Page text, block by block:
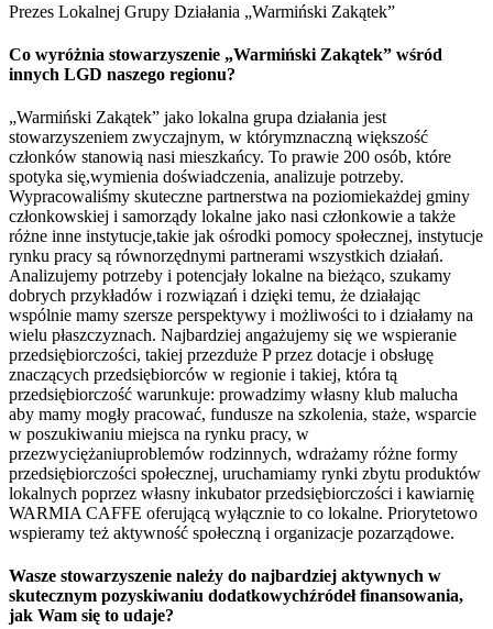
Prezes Lokalnej Grupy Działania „Warmiński Zakątek”
Co wyróżnia stowarzyszenie „Warmiński Zakątek” wśród
innych LGD naszego regionu?
„Warmiński Zakątek” jako lokalna grupa działania jest
stowarzyszeniem zwyczajnym, w którymznaczną większość
członków stanowią nasi mieszkańcy. To prawie 200 osób, które
spotyka się,wymienia doświadczenia, analizuje potrzeby.
Wypracowaliśmy skuteczne partnerstwa na poziomiekażdej gminy
członkowskiej i samorządy lokalne jako nasi członkowie a także
różne inne instytucje,takie jak ośrodki pomocy społecznej, instytucje
rynku pracy są równorzędnymi partnerami wszystkich działań.
Analizujemy potrzeby i potencjały lokalne na bieżąco, szukamy
dobrych przykładów i rozwiązań i dzięki temu, że działając
wspólnie mamy szersze perspektywy i możliwości to i działamy na
wielu płaszczyznach. Najbardziej angażujemy się we wspieranie
przedsiębiorczości, takiej przezduże P przez dotacje i obsługę
znaczących przedsiębiorców w regionie i takiej, która tą
przedsiębiorczość warunkuje: prowadzimy własny klub malucha
aby mamy mogły pracować, fundusze na szkolenia, staże, wsparcie
w poszukiwaniu miejsca na rynku pracy, w
przezwyciężaniuproblemów rodzinnych, wdrażamy różne formy
przedsiębiorczości społecznej, uruchamiamy rynki zbytu produktów
lokalnych poprzez własny inkubator przedsiębiorczości i kawiarnię
WARMIA CAFFE oferującą wyłącznie to co lokalne. Priorytetowo
wspieramy też aktywność społeczną i organizacje pozarządowe.
Wasze stowarzyszenie należy do najbardziej aktywnych w
skutecznym pozyskiwaniu dodatkowychźródeł finansowania,
jak Wam się to udaje?